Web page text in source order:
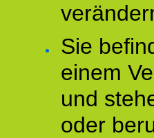
Sie
einem
und
oder